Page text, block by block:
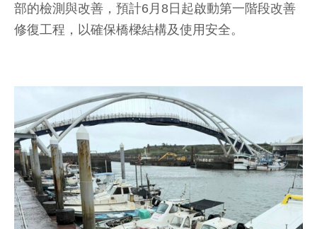
部的檢測與改善，預計6月8日起啟動第一階段改善
修復工程，以確保橋樑結構及使用安全。